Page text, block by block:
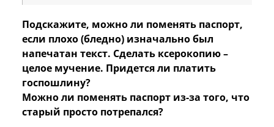
Подскажите, можно ли поменять паспорт,
если плохо (бледно) изначально был
напечатан текст. Сделать ксерокопию –
целое мучение. Придется ли платить
госпошлину?
Можно ли поменять паспорт из-за того, что
старый просто потрепался?